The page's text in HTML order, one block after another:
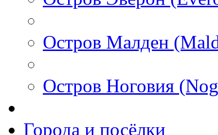
Остров Малден
Остров Ноговия
Города и посёлки